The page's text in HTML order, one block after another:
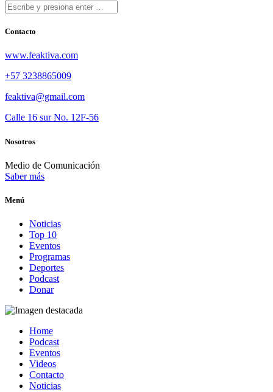
Contacto
www.feaktiva.com
+57 3238865009
feaktiva@gmail.com
Calle 16 sur No. 12F-56
Nosotros
Medio de Comunicación
Saber más
Menú
Noticias
Top 10
Eventos
Programas
Deportes
Podcast
Donar
Home
Podcast
Eventos
Videos
Contacto
Noticias